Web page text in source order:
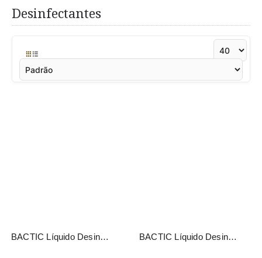
Desinfectantes
BACTIC Líquido Desinfectante Concentrado Bactericida e Fungicida 2L BACTIC Líquido Desinfectante Concentrado Bactericida e Fungicida 5L